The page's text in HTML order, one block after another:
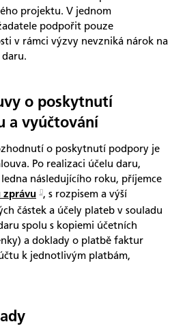
projektu. V jednom
podpořit pouze
v rámci výzvy nevzniká nárok na
o poskytnutí
a vyúčtování
o poskytnutí podpory je
Po realizaci účelu daru,
následujícího roku, příjemce
zprávu
, s rozpisem a výší
částek a účely plateb v souladu
spolu s kopiemi účetních
a doklady o platbě faktur
k jednotlivým platbám,